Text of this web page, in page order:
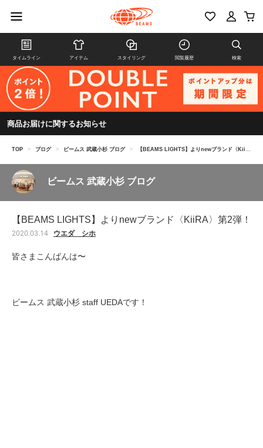
タイムライン アイテム スタイリング 閲覧履歴 検索
商品お届けに関するお知らせ
TOP > ブログ > ビームス 武蔵小杉 ブログ > 【BEAMS LIGHTS】よりnewブランド〈KiiRA〉第2弾！
ビームス 武蔵小杉 ブログ
【BEAMS LIGHTS】よりnewブランド〈KiiRA〉第2弾！
2020.03.14 ウエダ シホ
皆さまこんばんは〜
ビームス 武蔵小杉 staff UEDAです！